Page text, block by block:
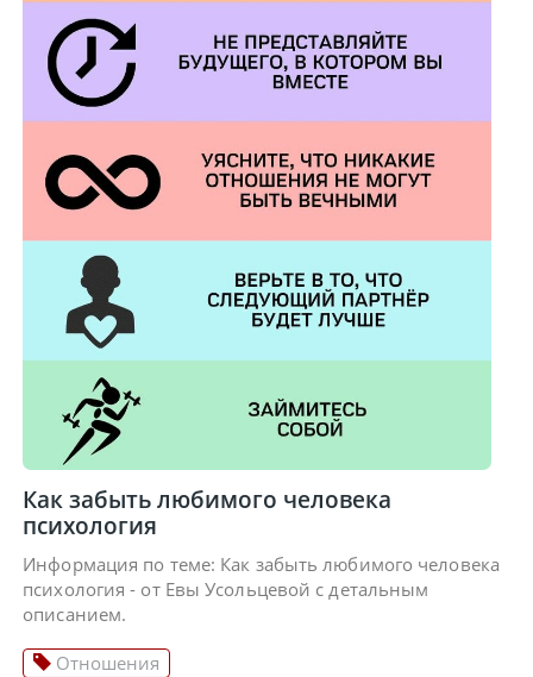
Как забыть любимого человека
психология
Информация по теме: Как забыть любимого человека
психология - от Евы Усольцевой с детальным
описанием.
Отношения